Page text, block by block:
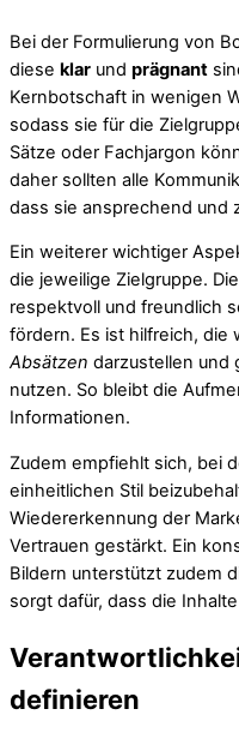
Bei der Formulierung von
diese klar und prägnant
Kernbotschaft in wenigen
sodass sie für die
Sätze oder Fachjargon
daher sollten alle
dass sie ansprechend und
Ein weiterer wichtiger
die jeweilige Zielgruppe.
respektvoll und freundlich
fördern. Es ist hilfreich, die
Absätzen darzustellen und
nutzen. So bleibt die
Informationen.
Zudem empfiehlt sich, bei
einheitlichen Stil
Wiedererkennung der
Vertrauen gestärkt. Ein
Bildern unterstützt zudem
sorgt dafür, dass die
definieren